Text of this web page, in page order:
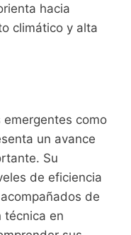
hacia
climático y alta
emergentes como
un avance
Su
de eficiencia
de
técnica en